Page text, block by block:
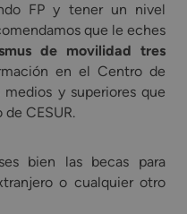
FP y tener un nivel
que le eches
de movilidad tres
en el Centro de
medios y superiores que
CESUR.
bien las becas para
o cualquier otro